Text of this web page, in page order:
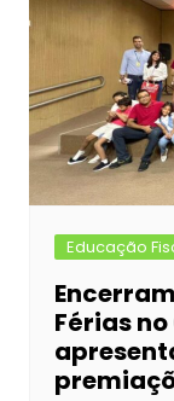
Educação
Férias